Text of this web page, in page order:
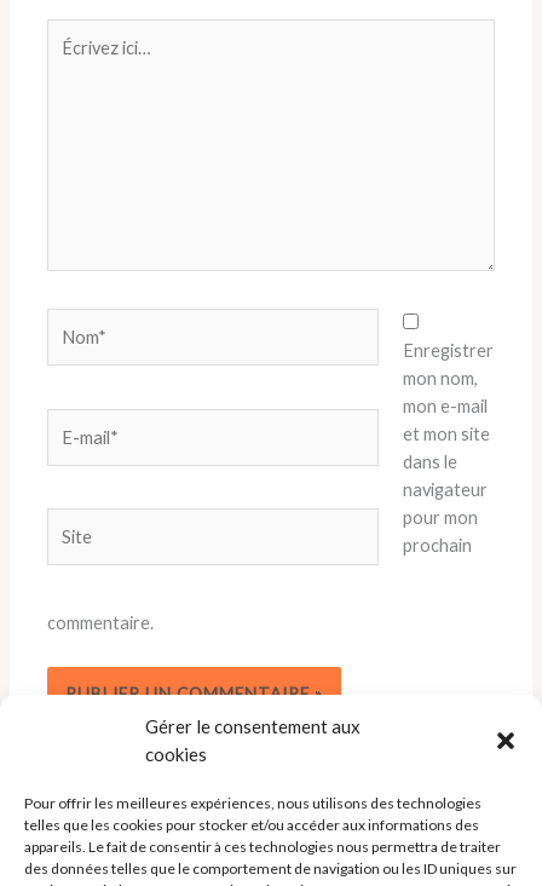
Gérer le consentement aux
cookies
Pour offrir les meilleures expériences, nous utilisons des technologies
telles que les cookies pour stocker et/ou accéder aux informations des
appareils. Le fait de consentir à ces technologies nous permettra de traiter
des données telles que le comportement de navigation ou les ID uniques sur
ici…
mail*
Enregistrer
mon nom,
mon e-mail
et mon site
dans le
navigateur
pour mon
prochain
commentaire.